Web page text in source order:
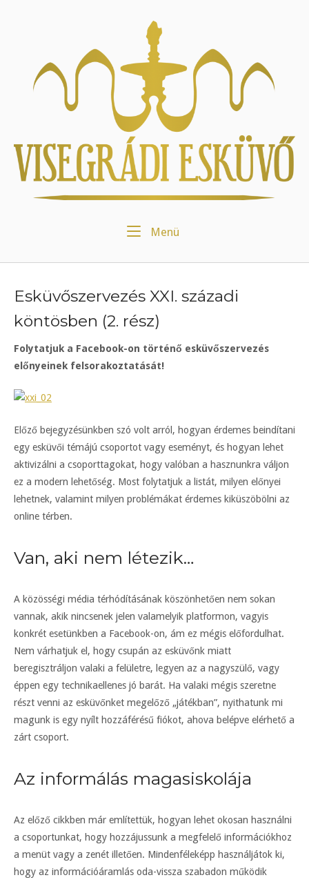
Menü
Esküvőszervezés XXI. századi
köntösben (2. rész)
Folytatjuk a Facebook-on történő esküvőszervezés
előnyeinek felsorakoztatását!
Előző bejegyzésünkben szó volt arról, hogyan érdemes beindítani
egy esküvői témájú csoportot vagy eseményt, és hogyan lehet
aktivizálni a csoporttagokat, hogy valóban a hasznunkra váljon
ez a modern lehetőség. Most folytatjuk a listát, milyen előnyei
lehetnek, valamint milyen problémákat érdemes kiküszöbölni az
online térben.
Van, aki nem létezik…
A közösségi média térhódításának köszönhetően nem sokan
vannak, akik nincsenek jelen valamelyik platformon, vagyis
konkrét esetünkben a Facebook-on, ám ez mégis előfordulhat.
Nem várhatjuk el, hogy csupán az esküvőnk miatt
beregisztráljon valaki a felületre, legyen az a nagyszülő, vagy
éppen egy technikaellenes jó barát. Ha valaki mégis szeretne
részt venni az esküvőnket megelőző „játékban”, nyithatunk mi
magunk is egy nyílt hozzáférésű fiókot, ahova belépve elérhető a
zárt csoport.
Az informálás magasiskolája
Az előző cikkben már említettük, hogyan lehet okosan használni
a csoportunkat, hogy hozzájussunk a megfelelő információkhoz
a menüt vagy a zenét illetően. Mindenféleképp használjátok ki,
hogy az információáramlás oda-vissza szabadon működik